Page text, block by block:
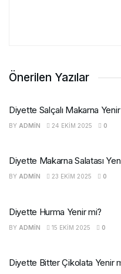
Önerilen Yazılar
Diyette Salçalı Makarna
BY ADMIN 24 EKIM 2025 0
Diyette Makarna Salatası
BY ADMIN 23 EKIM 2025 0
Diyette Hurma Yenir mi?
BY ADMIN 15 EKIM 2025 0
Diyette Bitter Çikolata Yenir